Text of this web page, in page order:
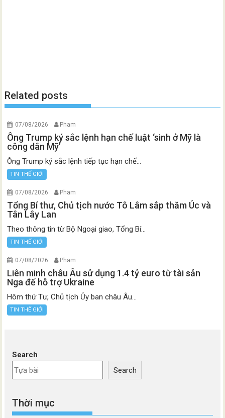
Related posts
07/08/2026 Pham
Ông Trump ký sắc lệnh hạn chế luật ‘sinh ở Mỹ là
công dân Mỹ’
Ông Trump ký sắc lệnh tiếp tục hạn chế...
TIN THẾ GIỚI
07/08/2026 Pham
Tổng Bí thư, Chủ tịch nước Tô Lâm sắp thăm Úc và
Tân Lây Lan
Theo thông tin từ Bộ Ngoại giao, Tổng Bí...
TIN THẾ GIỚI
07/08/2026 Pham
Liên minh châu Âu sử dụng 1.4 tỷ euro từ tài sản
Nga để hỗ trợ Ukraine
Hôm thứ Tư, Chủ tịch Ủy ban châu Âu...
TIN THẾ GIỚI
Search
Search
Thời mục